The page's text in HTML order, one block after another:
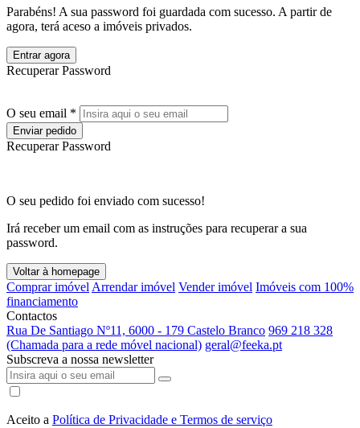
Parabéns! A sua password foi guardada com sucesso. A partir de
agora, terá aceso a imóveis privados.
Entrar agora
Recuperar Password
O seu email *
Enviar pedido
Recuperar Password
O seu pedido foi enviado com sucesso!
Irá receber um email com as instruções para recuperar a sua
password.
Voltar à homepage
Comprar imóvel Arrendar imóvel Vender imóvel Imóveis com 100%
financiamento
Contactos
Rua De Santiago Nº11, 6000 - 179 Castelo Branco 969 218 328
(Chamada para a rede móvel nacional) geral@feeka.pt
Subscreva a nossa newsletter
Aceito a Política de Privacidade e Termos de serviço